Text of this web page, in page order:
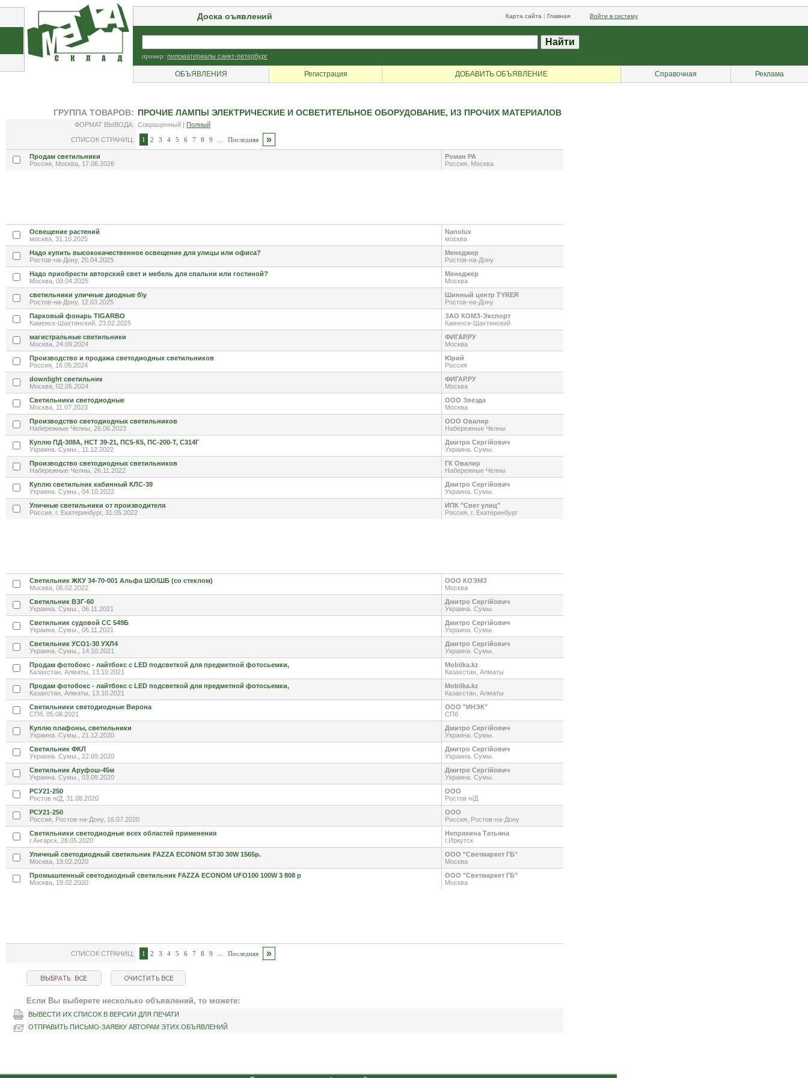
Доска оъявлений Карта сайта | Главная Войти в систему
пример: пиломатериалы санкт-петербург
ОБЪЯВЛЕНИЯ Регистрация ДОБАВИТЬ ОБЪЯВЛЕНИЕ Справочная Реклама
ГРУППА ТОВАРОВ: ПРОЧИЕ ЛАМПЫ ЭЛЕКТРИЧЕСКИЕ И ОСВЕТИТЕЛЬНОЕ ОБОРУДОВАНИЕ, ИЗ ПРОЧИХ МАТЕРИАЛОВ
ФОРМАТ ВЫВОДА: Сокращенный | Полный
СПИСОК СТРАНИЦ: 1 2 3 4 5 6 7 8 9 Последняя »
Продам светильники
Россия, Москва, 17.06.2026
Роман РА
Россия, Москва
Освещение растений
москва, 31.10.2025
Nanolux
москва
Надо купить высококачественное освещение для улицы или офиса?
Ростов-на-Дону, 20.04.2025
Менеджер
Ростов-на-Дону
Надо приобрести авторский свет и мебель для спальни или гостиной?
Москва, 09.04.2025
Менеджер
Москва
светильники уличные диодные б\у
Ростов-на-Дону, 12.03.2025
Шинный центр TYRER
Ростов-на-Дону
Парковый фонарь TIGARBO
Каменск-Шахтинский, 23.02.2025
ЗАО КОМЗ-Экспорт
Каменск-Шахтинский
магистральные светильники
Москва, 24.09.2024
ФИГАР.РУ
Москва
Производство и продажа светодиодных светильников
Россия, 16.05.2024
Юрий
Россия
downlight светильник
Москва, 02.05.2024
ФИГАР.РУ
Москва
Светильники светодиодные
Москва, 11.07.2023
ООО Звезда
Москва
Производство светодиодных светильников
Набережные Челны, 26.06.2023
ООО Овалир
Набережные Челны
Куплю ПД-308А, НСТ 39-21, ПС5-К5, ПС-200-Т, С314Г
Украина. Сумы., 11.12.2022
Дмитро Сергійович
Украина. Сумы.
Производство светодиодных светильников
Набережные Челны, 26.11.2022
ГК Овалир
Набережные Челны
Куплю светильник кабинный КЛС-39
Украина. Сумы., 04.10.2022
Дмитро Сергійович
Украина. Сумы.
Уличные светильники от производителя
Россия, г. Екатеринбург, 31.05.2022
ИПК "Свет улиц"
Россия, г. Екатеринбург
Светильник ЖКУ 34-70-001 Альфа ШО/ШБ (со стеклом)
Москва, 06.02.2022
ООО КОЭМЗ
Москва
Светильник ВЗГ-60
Украина. Сумы., 06.11.2021
Дмитро Сергійович
Украина. Сумы.
Светильник судовой СС 549Б
Украина. Сумы., 06.11.2021
Дмитро Сергійович
Украина. Сумы.
Светильник УСО1-30 УХЛ4
Украина. Сумы., 14.10.2021
Дмитро Сергійович
Украина. Сумы.
Продам фотобокс - лайтбокс с LED подсветкой для предметной фотосьемки,
Казахстан, Алматы, 13.10.2021
Mobilka.kz
Казахстан, Алматы
Продам фотобокс - лайтбокс с LED подсветкой для предметной фотосьемки,
Казахстан, Алматы, 13.10.2021
Mobilka.kz
Казахстан, Алматы
Светильники светодиодные Вирона
СПб, 05.08.2021
ООО "ИНЭК"
СПб
Куплю плафоны, светильники
Украина. Сумы., 21.12.2020
Дмитро Сергійович
Украина. Сумы.
Светильник ФКЛ
Украина. Сумы., 22.09.2020
Дмитро Сергійович
Украина. Сумы.
Светильник Аруфош-45м
Украина. Сумы., 03.09.2020
Дмитро Сергійович
Украина. Сумы.
РСУ21-250
Ростов н/Д, 31.08.2020
ООО
Ростов н/Д
РСУ21-250
Россия, Ростов-на-Дону, 16.07.2020
ООО
Россия, Ростов-на-Дону
Светильники светодиодные всех областей применения
г.Ангарск, 28.05.2020
Непряхина Татьяна
г.Иркутск
Уличный светодиодный светильник FAZZA ECONOM ST30 30W 1565р.
Москва, 19.02.2020
ООО "Светмаркет ГБ"
Москва
Промышленный светодиодный светильник FAZZA ECONOM UFO100 100W 3 808 р
Москва, 19.02.2020
ООО "Светмаркет ГБ"
Москва
СПИСОК СТРАНИЦ: 1 2 3 4 5 6 7 8 9 Последняя »
Если Вы выберете несколько объявлений, то можете:
ВЫВЕСТИ ИХ СПИСОК В ВЕРСИИ ДЛЯ ПЕЧАТИ
ОТПРАВИТЬ ПИСЬМО-ЗАЯВКУ АВТОРАМ ЭТИХ ОБЪЯВЛЕНИЙ